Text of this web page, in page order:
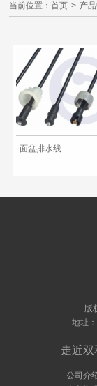
当前位置：首页 > 产
面盆排水线
版
地址
走近双
公司介